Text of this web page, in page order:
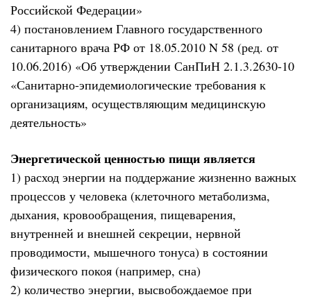
Российской Федерации»
4) постановлением Главного государственного
санитарного врача РФ от 18.05.2010 N 58 (ред. от
10.06.2016) «Об утверждении СанПиН 2.1.3.2630-10
«Санитарно-эпидемиологические требования к
организациям, осуществляющим медицинскую
деятельность»
Энергетической ценностью пищи является
1) расход энергии на поддержание жизненно важных
процессов у человека (клеточного метаболизма,
дыхания, кровообращения, пищеварения,
внутренней и внешней секреции, нервной
проводимости, мышечного тонуса) в состоянии
физического покоя (например, сна)
2) количество энергии, высвобождаемое при